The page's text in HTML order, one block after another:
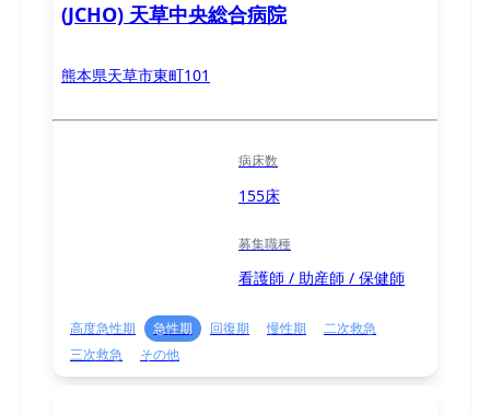
(JCHO) 天草中央総合病院
熊本県天草市東町101
病床数
155床
募集職種
看護師 / 助産師 / 保健師
高度急性期 急性期 回復期 慢性期
二次救急
三次救急
その他